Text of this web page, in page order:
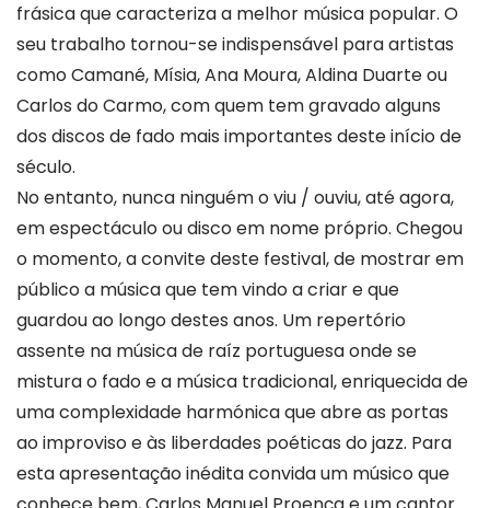
frásica que caracteriza a melhor música popular. O
seu trabalho tornou-se indispensável para artistas
como Camané, Mísia, Ana Moura, Aldina Duarte ou
Carlos do Carmo, com quem tem gravado alguns
dos discos de fado mais importantes deste início de
século.
No entanto, nunca ninguém o viu / ouviu, até agora,
em espectáculo ou disco em nome próprio. Chegou
o momento, a convite deste festival, de mostrar em
público a música que tem vindo a criar e que
guardou ao longo destes anos. Um repertório
assente na música de raíz portuguesa onde se
mistura o fado e a música tradicional, enriquecida de
uma complexidade harmónica que abre as portas
ao improviso e às liberdades poéticas do jazz. Para
esta apresentação inédita convida um músico que